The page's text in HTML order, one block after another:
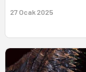
27 Ocak 2025